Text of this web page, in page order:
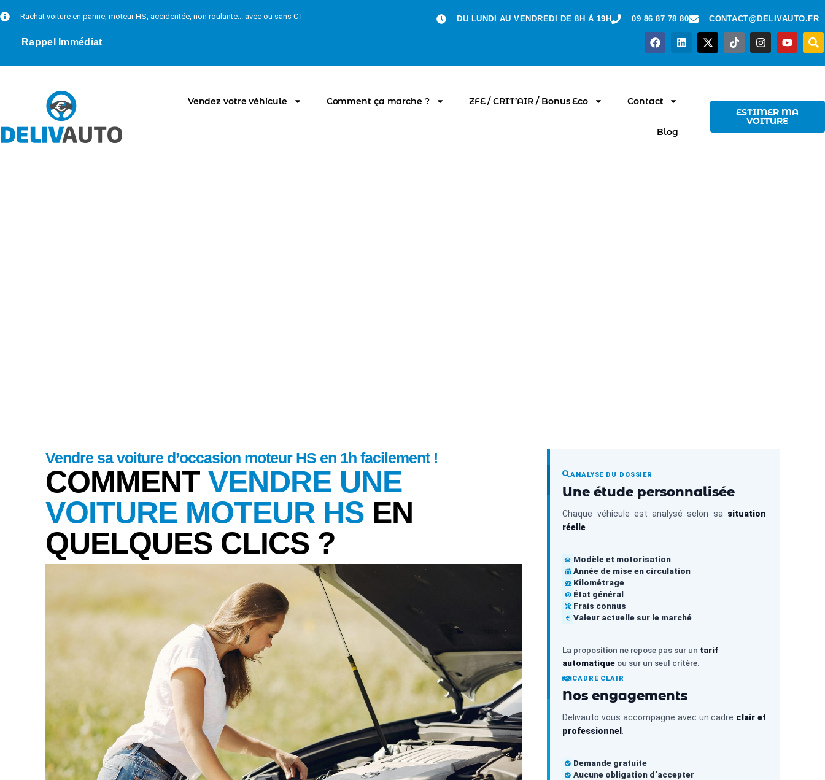
Rachat voiture en panne, moteur HS, accidentée, non roulante... avec ou sans CT
Rappel Immédiat
DU LUNDI AU VENDREDI DE 8H À 19H 09 86 87 78 80 CONTACT@DELIVAUTO.FR
Vendez votre véhicule Comment ça marche ? ZFE / CRIT’AIR / Bonus Eco Contact
Blog
ESTIMER MA
VOITURE
Vendre sa voiture d’occasion moteur HS en 1h facilement !
COMMENT VENDRE UNE
VOITURE MOTEUR HS EN
QUELQUES CLICS ?
ANALYSE DU DOSSIER
Une étude personnalisée
Chaque véhicule est analysé selon sa situation
réelle
Modèle et motorisation
Année de mise en circulation
Kilométrage
État général
Frais connus
Valeur actuelle sur le marché
La proposition ne repose pas sur un tarif
automatique ou sur un seul critère.
CADRE CLAIR
Nos engagements
Delivauto vous accompagne avec un cadre clair et
professionnel
Demande gratuite
Aucune obligation d’accepter